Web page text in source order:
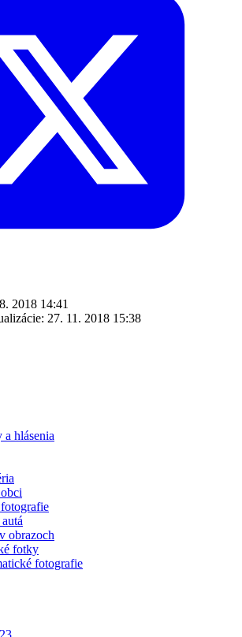
2018 14:41
27. 11. 2018 15:38
a hlásenia
obrazoch
fotky
fotografie